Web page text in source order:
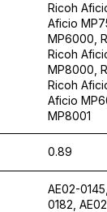
Ricoh
Aficio
MP6000,
Ricoh
MP8000,
Ricoh
Aficio
MP8001
0.89
AE02-
0182,